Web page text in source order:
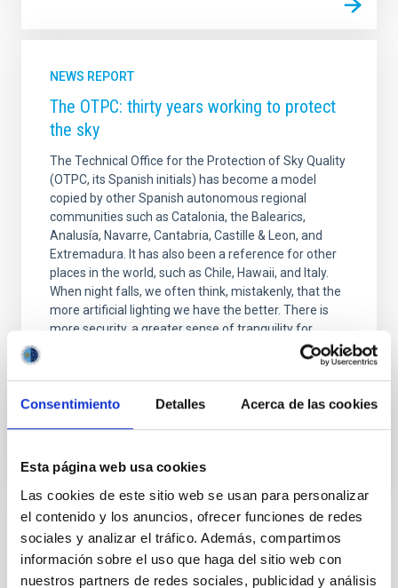
Consentimiento Detalles Acerca de las cookies
Esta página web usa cookies
Las cookies de este sitio web se usan para personalizar
el contenido y los anuncios, ofrecer funciones de redes
sociales y analizar el tráfico. Además, compartimos
información sobre el uso que haga del sitio web con
nuestros partners de redes sociales, publicidad y análisis
NEWS REPORT
The OTPC: thirty years working to protect
the sky
The Technical Office for the Protection of Sky Quality
(OTPC, its Spanish initials) has become a model
copied by other Spanish autonomous regional
communities such as Catalonia, the Balearics,
Analusía, Navarre, Cantabria, Castille & Leon, and
Extremadura. It has also been a reference for other
places in the world, such as Chile, Hawaii, and Italy.
When night falls, we often think, mistakenly, that the
more artificial lighting we have the better. There is
more security, a greater sense of tranquility for
people in general, and the important buildings are
Advertised on 07/15/2022 - 13:15
NEWS TYPE
PHOTOMONTAGE